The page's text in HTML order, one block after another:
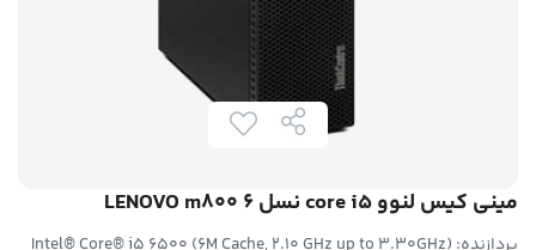
مینی کیس لنوو core i5 نسل 6 LENOVO m800